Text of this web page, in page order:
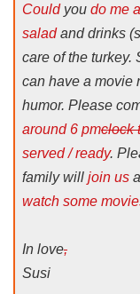
Couldyou do me
saladand drinks
care of the turkey.
can have a movie
humor. Please
around 6 pmclock
served / ready.
family will join us
watch some
In love,
Susi